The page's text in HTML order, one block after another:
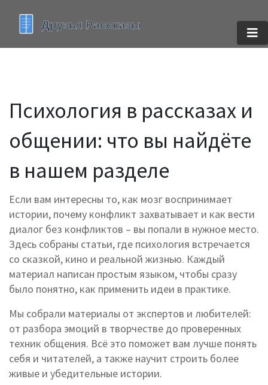
Психология в рассказах и
общении: что вы найдёте
в нашем разделе
Если вам интересны то, как мозг воспринимает
истории, почему конфликт захватывает и как вести
диалог без конфликтов – вы попали в нужное место.
Здесь собраны статьи, где психология встречается
со сказкой, кино и реальной жизнью. Каждый
материал написан простым языком, чтобы сразу
было понятно, как применить идеи в практике.
Мы собрали материалы от экспертов и любителей:
от разбора эмоций в творчестве до проверенных
техник общения. Всё это поможет вам лучше понять
себя и читателей, а также научит строить более
живые и убедительные истории.